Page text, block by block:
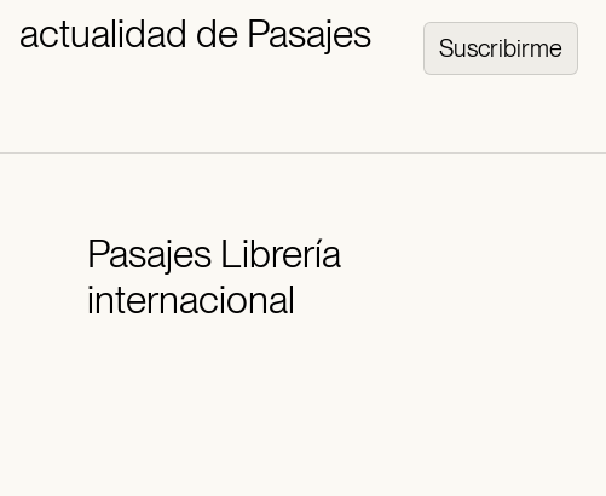
actualidad de Pasajes
Suscribirme
PasajesLibrería
internacional